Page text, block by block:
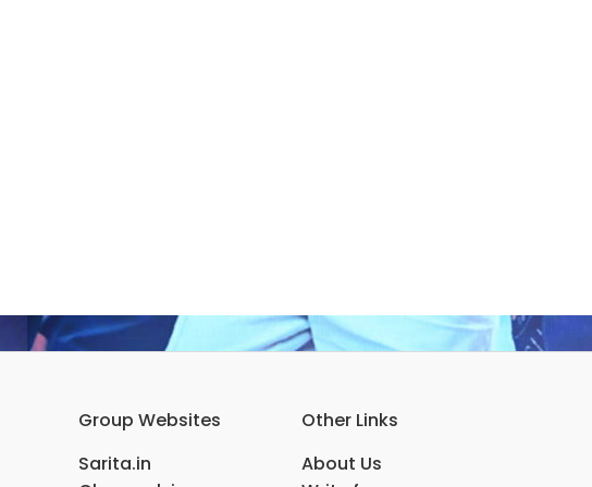
Group Websites
Sarita.in
Other Links
About Us